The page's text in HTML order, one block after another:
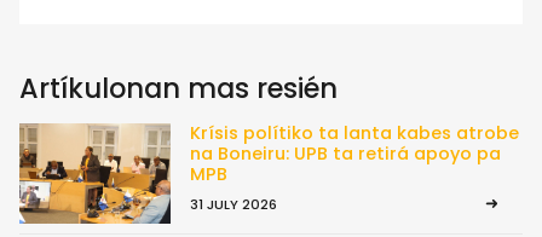
Artíkulonan mas resién
Krísis polítiko ta lanta kabes atrobe
na Boneiru: UPB ta retirá apoyo pa
MPB
31 JULY 2026